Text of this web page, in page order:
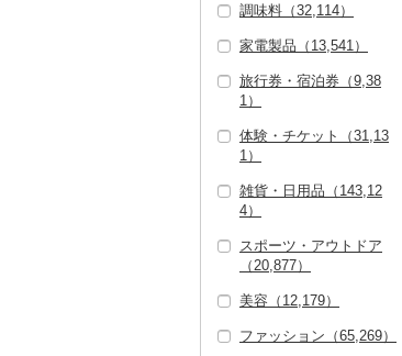
（8,393）
（5,357）
アイス・ジェラート
その他洋菓子（8,15
0）
煎餅・おかき（2,30
そうめん（2,894）
その他麺（3,093）
惣菜（21,710）
餃子（5,264）
シュウマイ（1,548）
カレー・シチュー（6,
シチュー（1,051）
肉（22,435）
ピザ（2,068）
豆腐・納豆（1,215）
豆腐（574）
納豆（623）
漬物（9,820）
梅干（6,410）
キムチ（1,171）
缶詰・瓶詰（14,348）
肉（537）
乾物（2,639）
調味料（32,114）
砂糖（416）
塩（1,025）
酢（1,408）
だし（2,386）
食用油（2,419）
えごま油（473）
オリーブオイル（83
4）
はちみつ（8,477）
ドレッシング（2,33
1）
家電製品（13,541）
季節・空調家電（97
キッチン家電（1,29
照明器具（1,480）
（1,320）
メラ（1,555）
美容・健康家電（1,04
旅行券・宿泊券（9,38
1）
旅行券（1,666）
ポン（Eメール発行）
JTBふるさと旅行券
（紙券）（53）
その他旅行券（488）
体験・チケット（31,13
1）
PayPay商品券（8,27
食事券（5,979）
用券（1,050）
水族館（84）
雑貨・日用品（143,12
4）
家具・インテリア（3
6,233）
タンス（1,783）
机・テーブル（4,18
寝具（18,300）
布団（5,993）
タオル（6,076）
スポーツ・アウトドア
（20,877）
ゴルフ（6,846）
ゴルフボール（1,53
釣り（2,037）
美容（12,179）
スキンケア（4,262）
ファッション（65,269）